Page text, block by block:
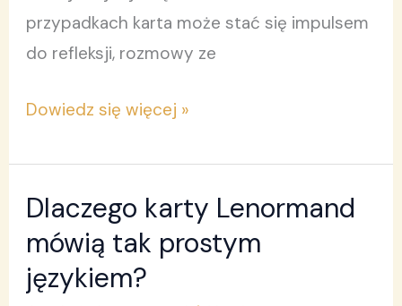
przypadkach karta może stać się impulsem
do refleksji, rozmowy ze
Dowiedz się więcej »
Dlaczego karty Lenormand
mówią tak prostym
językiem?
Dlaczego
karty
Lenormand
mówią